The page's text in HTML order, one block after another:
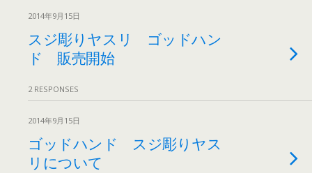
2014年9月15日
スジ彫りヤスリ ゴッドハン
ド 販売開始
2 RESPONSES
2014年9月15日
ゴッドハンド スジ彫りヤス
リについて